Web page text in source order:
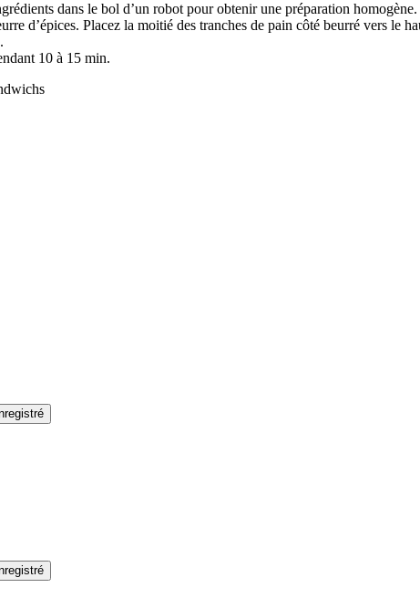
dans le bol d’un robot pour obtenir une préparation homogène.
d’épices. Placez la moitié des tranches de pain côté beurré vers le
10 à 15 min.